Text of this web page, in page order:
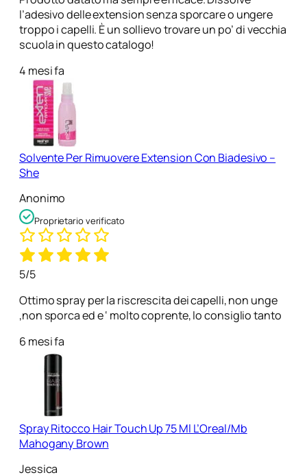
l’adesivo delle extension senza sporcare o ungere
troppo i capelli. È un sollievo trovare un po’ di vecchia
scuola in questo catalogo!
4 mesi fa
Solvente Per Rimuovere Extension Con Biadesivo –
She
Anonimo
Proprietario verificato
5/5
Ottimo spray per la riscrescita dei capelli, non unge
,non sporca ed e ‘ molto coprente, lo consiglio tanto
6 mesi fa
Spray Ritocco Hair Touch Up 75 Ml L’Oreal/Mb
Mahogany Brown
Jessica